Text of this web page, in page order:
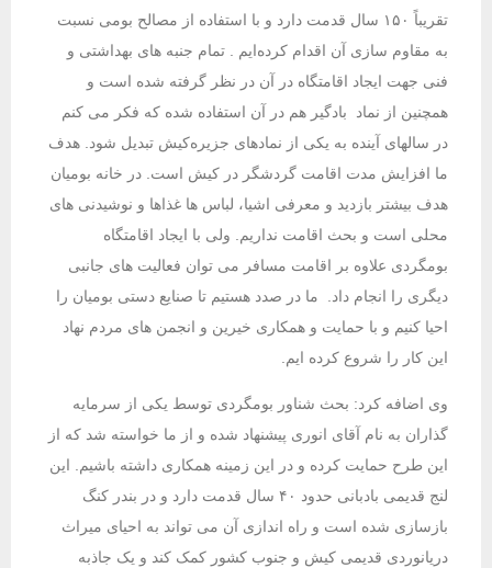
تقریباً ۱۵۰ سال قدمت دارد و با استفاده از مصالح بومی نسبت
به مقاوم سازی آن اقدام کرده‌ایم . تمام جنبه های بهداشتی و
فنی جهت ایجاد اقامتگاه در آن در نظر گرفته شده است و
همچنین از نماد بادگیر هم در آن استفاده شده که فکر می کنم
در سالهای آینده به یکی از نمادهای جزیره‌کیش تبدیل شود. هدف
ما افزایش مدت اقامت گردشگر در کیش است. در خانه بومیان
هدف بیشتر بازدید و معرفی اشیا، لباس ها غذاها و نوشیدنی های
محلی است و بحث اقامت نداریم. ولی با ایجاد اقامتگاه
بومگردی علاوه بر اقامت مسافر می توان فعالیت های جانبی
دیگری را انجام داد. ما در صدد هستیم تا صنایع دستی بومیان را
احیا کنیم و با حمایت و همکاری خیرین و انجمن های مردم نهاد
این کار را شروع کرده ایم.
وی اضافه کرد: بحث شناور بومگردی توسط یکی از سرمایه
گذاران به نام آقای انوری پیشنهاد شده و از ما خواسته شد که از
این طرح حمایت کرده و در این زمینه همکاری داشته باشیم. این
لنج قدیمی بادبانی حدود ۴۰ سال قدمت دارد و در بندر کنگ
بازسازی شده است و راه اندازی آن می تواند به احیای میراث
دریانوردی قدیمی کیش و جنوب کشور کمک کند و یک جاذبه